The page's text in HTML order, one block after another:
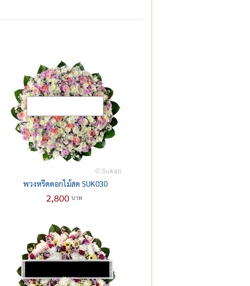
พวงหรีดดอกไม้สด SUK030
2,800บาท